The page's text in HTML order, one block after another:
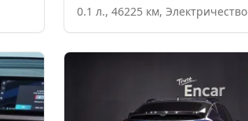
0.1 л., 46225 км, Электричество